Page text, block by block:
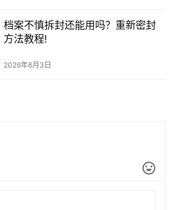
档案不慎拆封还能用吗？重新密封
方法教程!
2026年6月3日